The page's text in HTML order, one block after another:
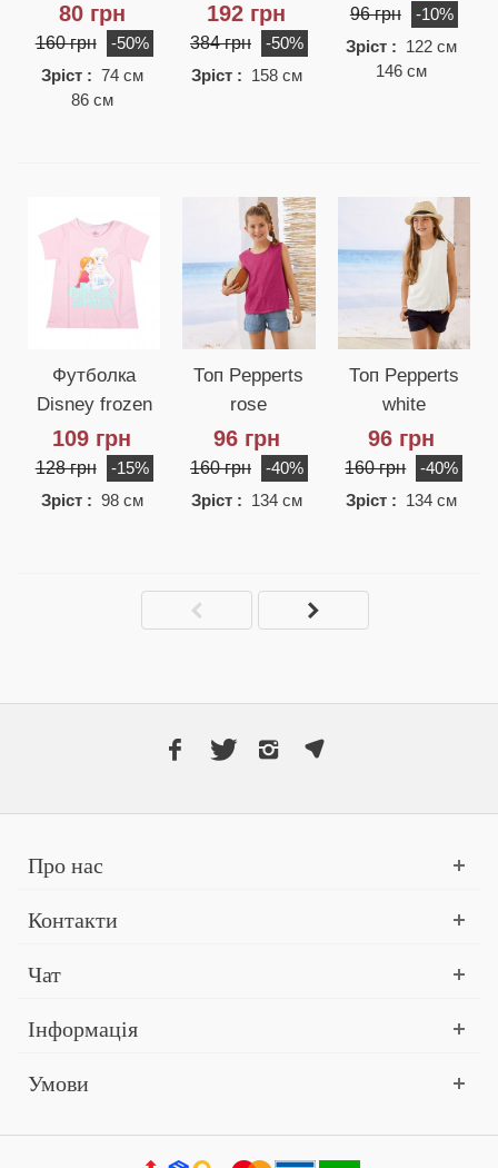
80 грн
160 грн
-50%
Зріст : 74 см
86 см
192 грн
384 грн
-50%
Зріст : 158 см
96 грн
-10%
Зріст : 122 см
146 см
Футболка
Disney frozen
109 грн
128 грн
-15%
Зріст : 98 см
Топ Pepperts
rose
96 грн
160 грн
-40%
Зріст : 134 см
Топ Pepperts
white
96 грн
160 грн
-40%
Зріст : 134 см
Про нас
Контакти
Чат
Інформація
Умови